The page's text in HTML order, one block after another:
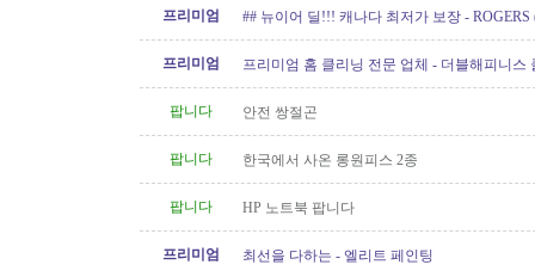
프리미엄
## 뉴이어 딜!!! 캐나다 최저가 보장 - ROGERS
프리미엄
프리미엄 홈 클리닝 전문 업체 - 더블해피니스
팝니다 안전 쌍절곤
팝니다 한국에서 사온 롱원피스 2종
팝니다 HP 노트북 팝니다
프리미엄 최선을 다하는 - 엘리트 페인팅